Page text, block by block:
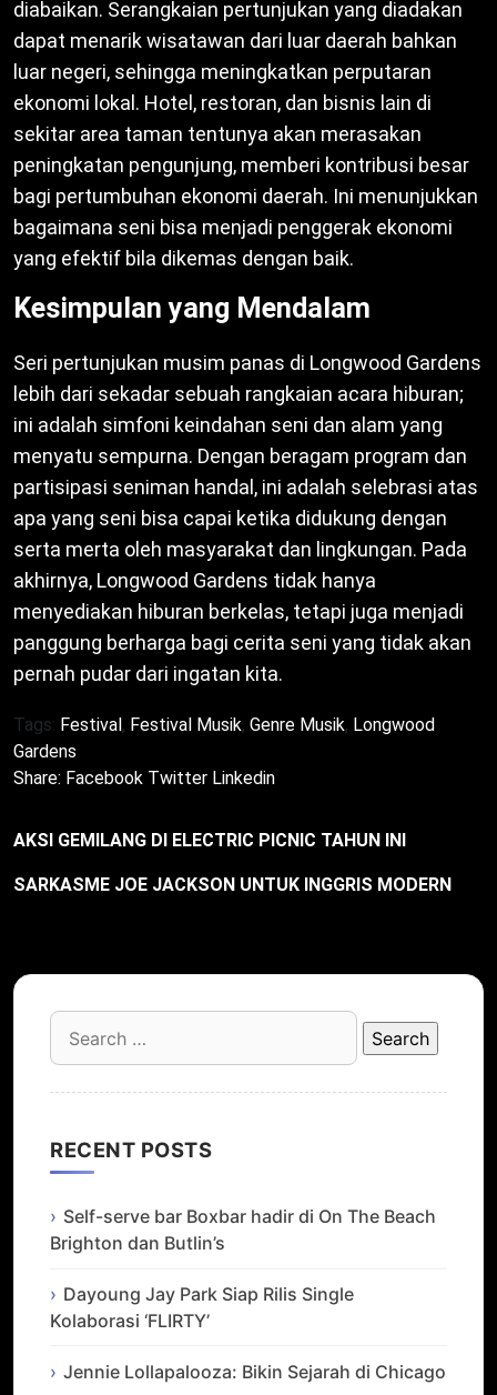
diabaikan. Serangkaian pertunjukan yang diadakan
dapat menarik wisatawan dari luar daerah bahkan
luar negeri, sehingga meningkatkan perputaran
ekonomi lokal. Hotel, restoran, dan bisnis lain di
sekitar area taman tentunya akan merasakan
peningkatan pengunjung, memberi kontribusi besar
bagi pertumbuhan ekonomi daerah. Ini menunjukkan
bagaimana seni bisa menjadi penggerak ekonomi
yang efektif bila dikemas dengan baik.
Kesimpulan yang Mendalam
Seri pertunjukan musim panas di Longwood Gardens
lebih dari sekadar sebuah rangkaian acara hiburan;
ini adalah simfoni keindahan seni dan alam yang
menyatu sempurna. Dengan beragam program dan
partisipasi seniman handal, ini adalah selebrasi atas
apa yang seni bisa capai ketika didukung dengan
serta merta oleh masyarakat dan lingkungan. Pada
akhirnya, Longwood Gardens tidak hanya
menyediakan hiburan berkelas, tetapi juga menjadi
panggung berharga bagi cerita seni yang tidak akan
pernah pudar dari ingatan kita.
Tags: Festival , Festival Musik, Genre Musik, Longwood
Gardens
Share: Facebook Twitter Linkedin
AKSI GEMILANG DI ELECTRIC PICNIC TAHUN INI
SARKASME JOE JACKSON UNTUK INGGRIS MODERN
Search
for:
RECENT POSTS
Self-serve bar Boxbar hadir di On The Beach
Brighton dan Butlin’s
Dayoung Jay Park Siap Rilis Single
Kolaborasi ‘FLIRTY’
Jennie Lollapalooza: Bikin Sejarah di Chicago